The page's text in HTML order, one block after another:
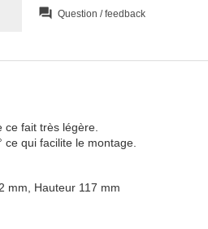
question_answer Question / feedback
fait très légère.
qui facilite le montage.
mm, Hauteur 117 mm